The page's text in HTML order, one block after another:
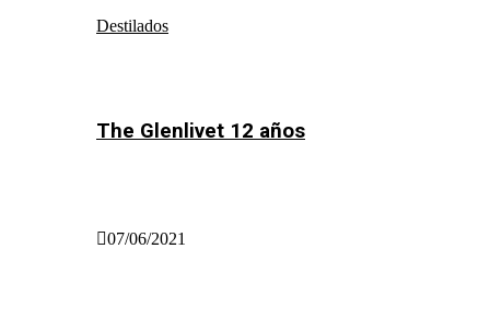
Destilados
The Glenlivet 12 años
07/06/2021